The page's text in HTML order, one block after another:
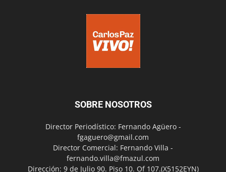
SOBRE NOSOTROS
Director Periodístico: Fernando Agüero -
fgaguero@gmail.com
Director Comercial: Fernando Villa -
fernando.villa@fmazul.com
Dirección: 9 de Julio 90. Piso 10. Of 107.(X5152EYN)